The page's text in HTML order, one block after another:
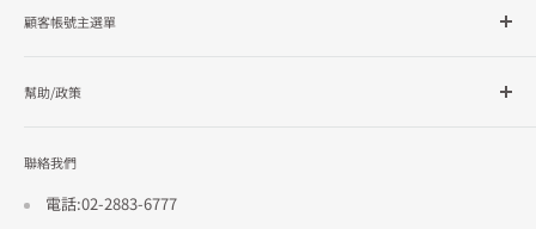
品牌總覽
顧客帳號主選單
訂單查詢
幫助/政策
使用條款
招商合作
聯絡我們
電話:02-2883-6777